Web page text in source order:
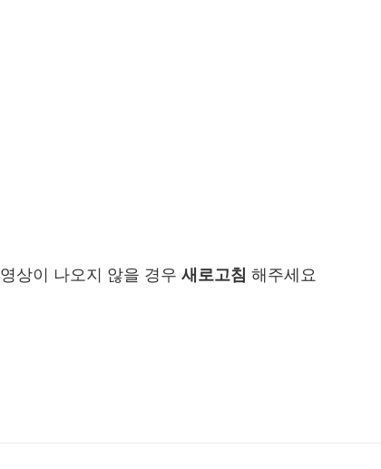
영상이 나오지 않을 경우 새로고침 해주세요